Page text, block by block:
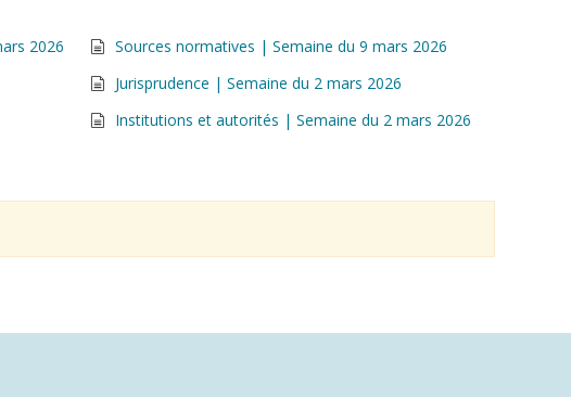
2026
Sources normatives | Semaine du 9 mars 2026
Jurisprudence | Semaine du 2 mars 2026
Institutions et autorités | Semaine du 2 mars 2026